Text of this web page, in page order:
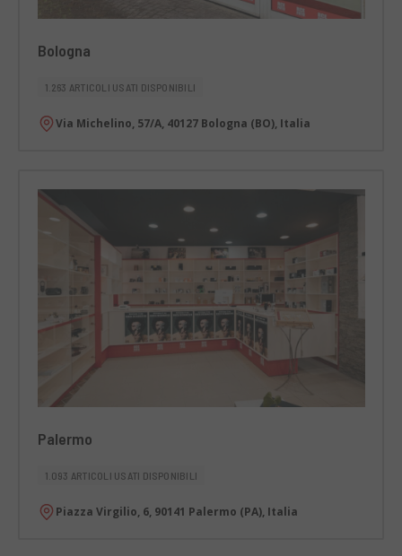
Bologna
1.263 ARTICOLI USATI DISPONIBILI
Via Michelino, 57/A, 40127 Bologna (BO), Italia
Palermo
1.093 ARTICOLI USATI DISPONIBILI
Piazza Virgilio, 6, 90141 Palermo (PA), Italia